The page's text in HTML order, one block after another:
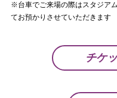
※台車でご来場の際はスタジア
てお預かりさせていただきます
チケ